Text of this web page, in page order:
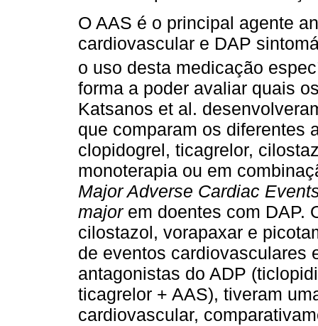
O AAS é o principal agente
cardiovascular e DAP
o uso desta medicação
forma a poder avaliar quais
Katsanos et al.
que comparam os diferentes
clopidogrel, ticagrelor,
monoterapia ou em
Major Adverse Cardiac
major em doentes com DAP.
cilostazol, vorapaxar e
de eventos cardiovasculares
antagonistas do ADP
ticagrelor + AAS), tiveram
cardiovascular,